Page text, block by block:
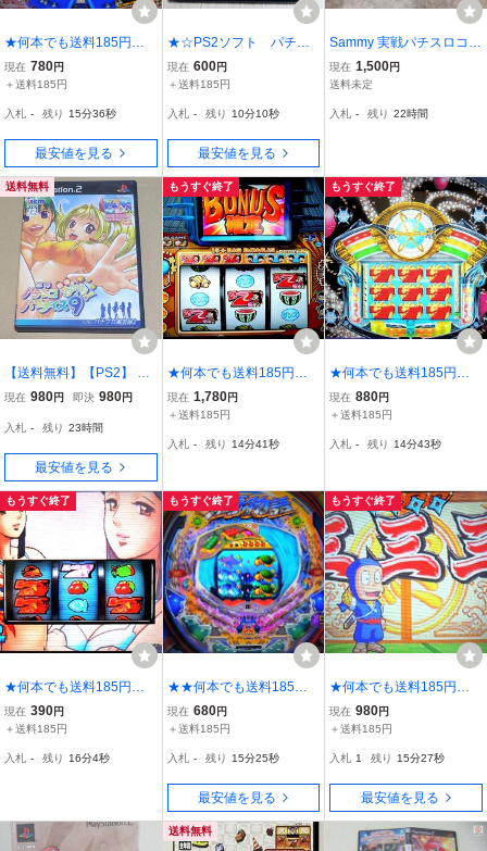
★何本でも送料185円★
PS2 三洋パチンコパ
ラダイス6 ☆CRギンギ
現在 780円
＋送料185円
入札 - 残り 15分34秒
最安値を見る
★☆PS2ソフト パチっ
てちょんまげ達人4 ～CR
必殺仕事人 激闘編～
現在 600円
＋送料185円
入札 - 残り 10分8秒
最安値を見る
Sammy 実戦パチスロコン
トローラー BLACK MOD
EL SMY-1602K Play Stati
リ 新品
現在 1,500円
送料未定
入札 - 残り 22時間
送料無料
【送料無料】【PS2】 三
洋パチンコパラダイス9
現在 980円 即決 980円
入札 - 残り 23時間
最安値を見る
もうすぐ終了
★何本でも送料185円★
PS2 必殺パチスロエ
ヴォリューション2【おそ
現在 1,780円
＋送料185円
入札 - 残り 14分39秒
もうすぐ終了
★何本でも送料185円★
PS2 FEVER8 SANK
YO公式パチンコシミュレ
ーパワフル3機種収録】b
現在 880円
＋送料185円
入札 - 残り 14分41秒
もうすぐ終了
★何本でも送料185円★
PS2 実戦パチスロ必
勝法! 俺の空 c
現在 390円
＋送料185円
入札 - 残り 16分2秒
もうすぐ終了
★★何本でも送料185円
★ PS2 三洋パチンコ
パラダイス8 ～新海物語
収録 d
現在 680円
＋送料185円
入札 - 残り 15分23秒
最安値を見る
もうすぐ終了
★何本でも送料185円★
PS2 パチンコCR 忍
者ハットリくん 【必殺パ
d
現在 980円
＋送料185円
入札 1 残り 15分25秒
最安値を見る
送料無料